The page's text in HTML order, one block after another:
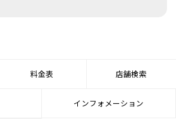
料金表 店舗検索
インフォメーション